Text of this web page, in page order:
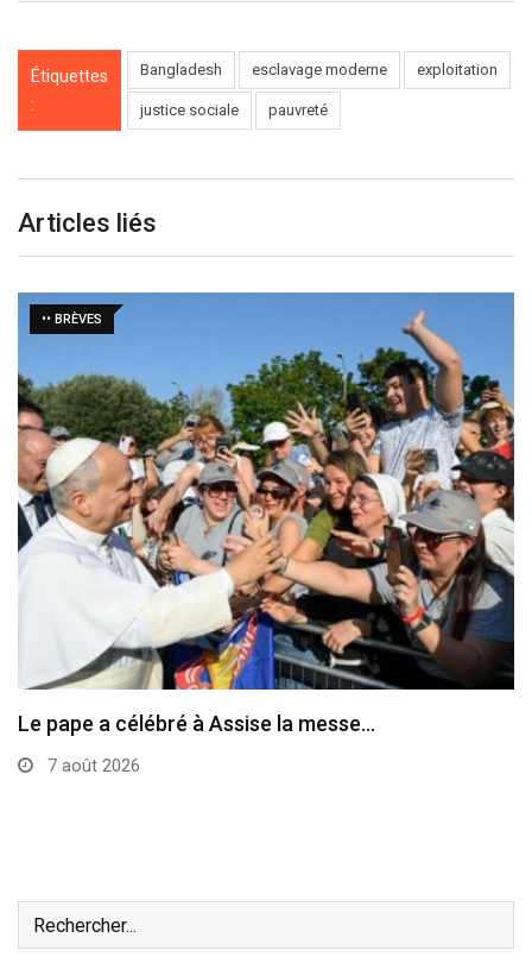
Étiquettes
:
Bangladesh esclavage moderne exploitation
justice sociale pauvreté
Articles liés
•• BRÈVES
Le pape a célébré à Assise la messe…
7 août 2026